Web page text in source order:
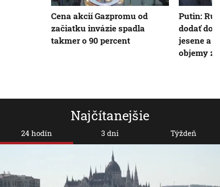
Najčítanejšie
24 hodín 3 dni Týždeň
Cena akcií Gazpromu od
začiatku invázie spadla
takmer o 90 percent
Putin:
dodať do
jesene a
objemy